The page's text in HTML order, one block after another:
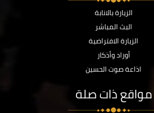
الزيارة بالانابة
البث المباشر
الزيارة الافتراضية
أوراد وأذكار
اذاعة صوت الحسين
مواقع ذات صلة